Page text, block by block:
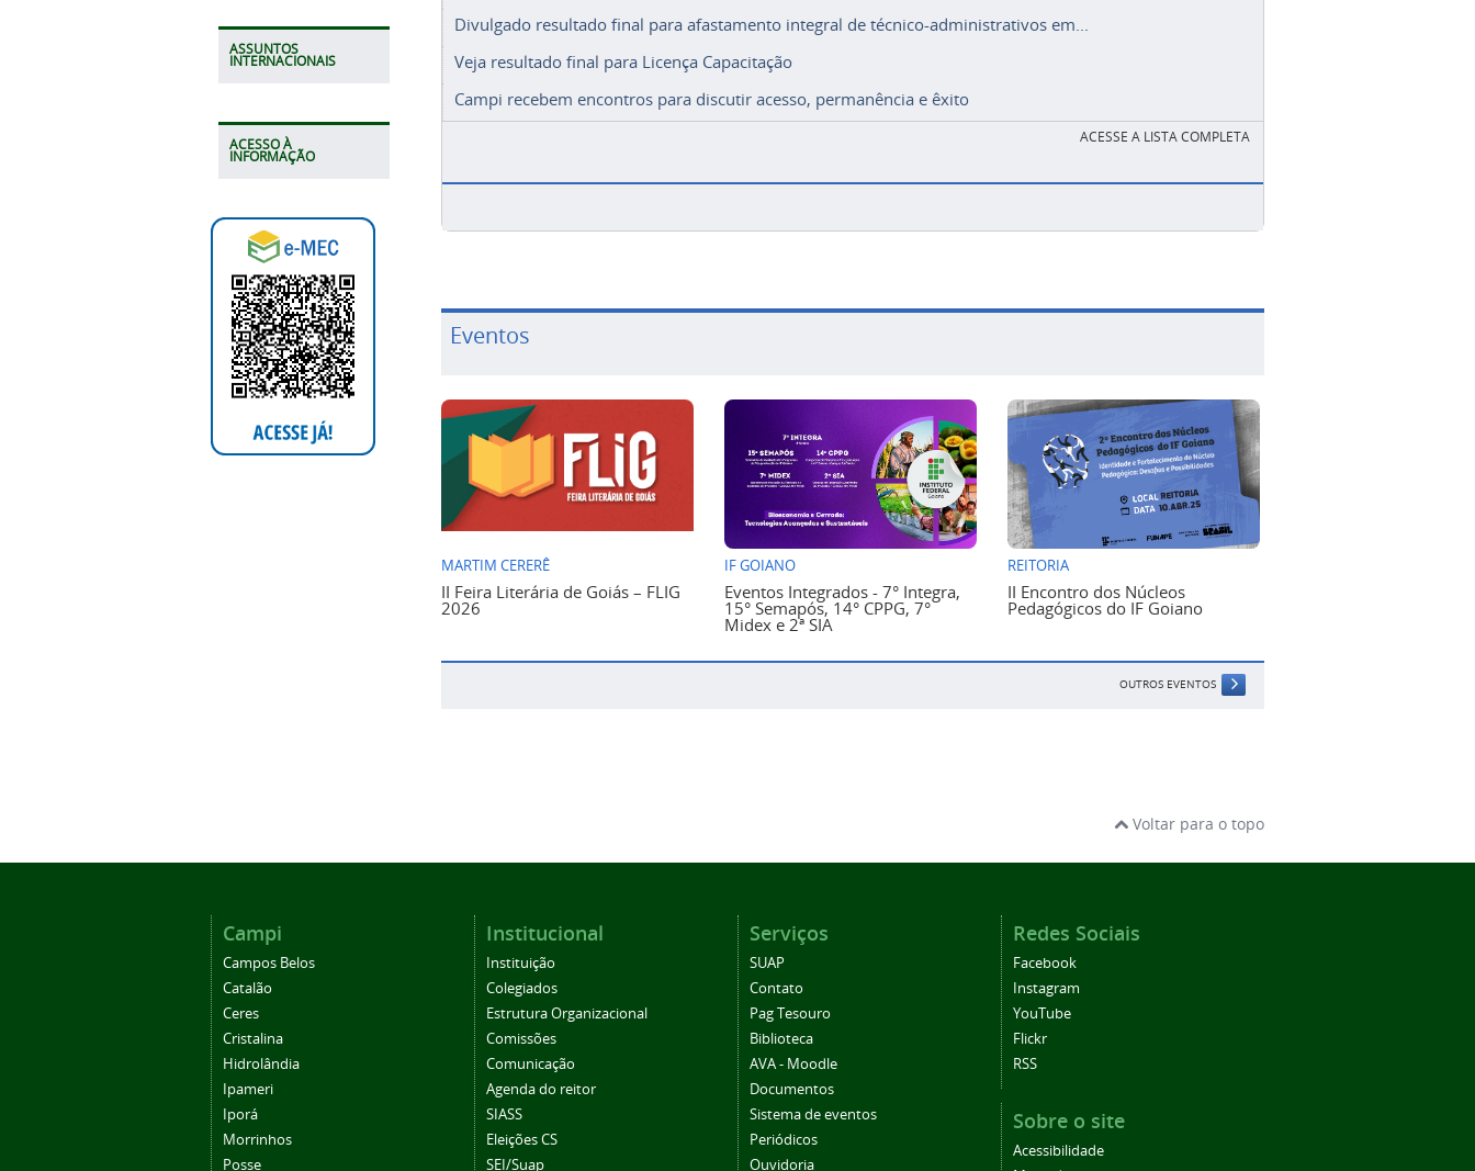
ASSUNTOS
INTERNACIONAIS
ACESSO À
INFORMAÇÃO
Divulgado resultado final para afastamento integral de técnico-administrativos em...
Veja resultado final para Licença Capacitação
Campi recebem encontros para discutir acesso, permanência e êxito
ACESSE A LISTA COMPLETA
Eventos
MARTIM CERERÊ
II Feira Literária de Goiás – FLIG
2026
IF GOIANO
Eventos Integrados - 7° Integra,
15° Semapós, 14° CPPG, 7°
Midex e 2ª SIA
REITORIA
II Encontro dos Núcleos
Pedagógicos do IF Goiano
OUTROS EVENTOS
Voltar para o topo
Campi
Campos Belos
Catalão
Ceres
Cristalina
Hidrolândia
Ipameri
Iporá
Morrinhos
Posse
Institucional
Instituição
Colegiados
Estrutura Organizacional
Comissões
Comunicação
Agenda do reitor
SIASS
Eleições CS
SEI/Suap
Serviços
SUAP
Contato
Pag Tesouro
Biblioteca
AVA - Moodle
Documentos
Sistema de eventos
Periódicos
Ouvidoria
Redes Sociais
Facebook
Instagram
YouTube
Flickr
RSS
Sobre o site
Acessibilidade